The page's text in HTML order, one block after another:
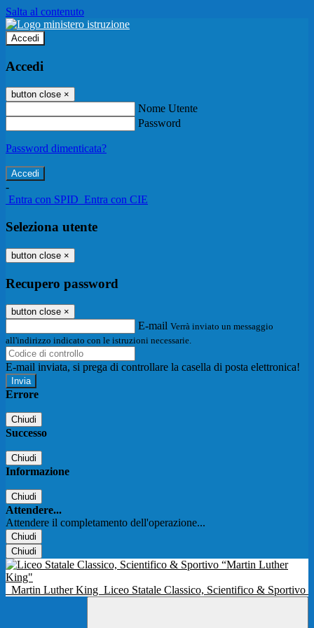
Salta al contenuto
Accedi
Accedi
button close ×
Nome Utente
Password
Password dimenticata?
-
Entra con SPID Entra con CIE
Seleziona utente
button close ×
Recupero password
button close ×
E-mail Verrà inviato un messaggio
all'indirizzo indicato con le istruzioni necessarie.
E-mail inviata, si prega di controllare la casella di posta elettronica!
Errore
Chiudi
Successo
Chiudi
Informazione
Chiudi
Attendere...
Attendere il completamento dell'operazione...
Chiudi
Chiudi
Martin Luther King Liceo Statale Classico, Scientifico & Sportivo